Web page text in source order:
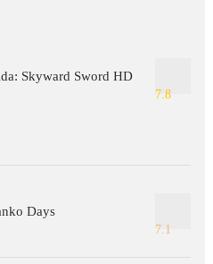
Skyward Sword HD
7.8
Days
7.1